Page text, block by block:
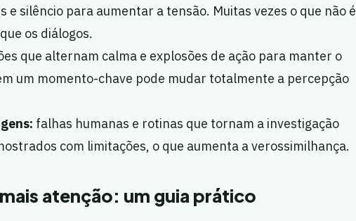
e silêncio para aumentar a tensão. Muitas vezes o que não é
os diálogos.
que alternam calma e explosões de ação para manter o
um momento-chave pode mudar totalmente a percepção
falhas humanas e rotinas que tornam a investigação
com limitações, o que aumenta a verossimilhança.
atenção: um guia prático